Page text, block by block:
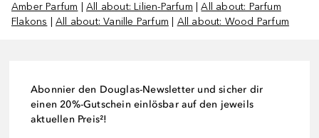
Amber Parfum |All about: Lilien-Parfum |All about: Parfum
Flakons |All about: Vanille Parfum All about: Wood Parfum
Abonnier den Douglas-Newsletter und sicher dir
einen 20%-Gutschein einlösbar auf den jeweils
aktuellen Preis²!